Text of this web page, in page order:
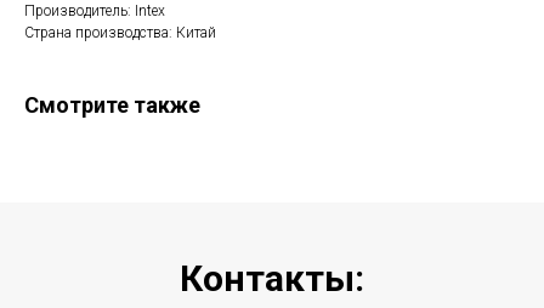
Производитель: Intex
Страна производства: Китай
Смотрите также
Контакты: